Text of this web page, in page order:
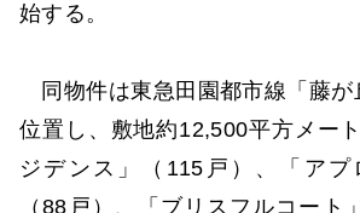
始する。
同物件は東急田園都市線「藤が
位置し、敷地約12,500平方メー
ジデンス」（115戸）、「アプ
（88戸）、「ブリスフルコート